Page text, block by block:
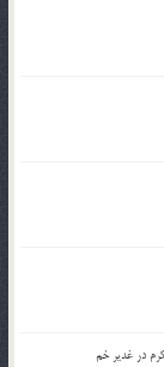
در غدیر خم